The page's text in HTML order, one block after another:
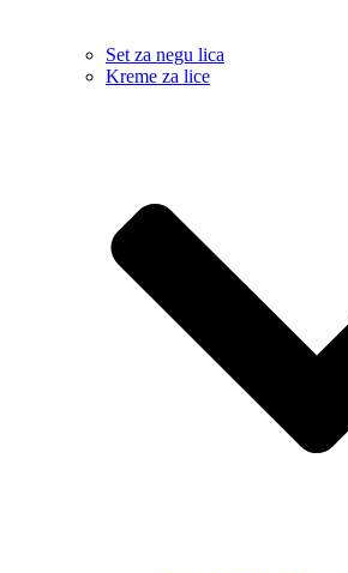
Set za negu lica
Kreme za lice